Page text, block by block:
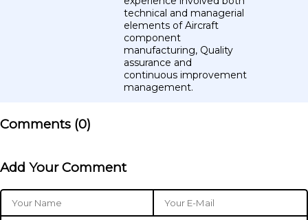
technical and managerial
elements of Aircraft
component
manufacturing, Quality
assurance and
continuous improvement
management.
Comments (0)
Add Your Comment